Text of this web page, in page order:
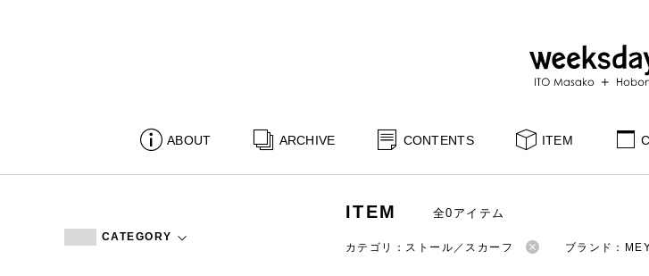
ABOUT ARCHIVE CONTENTS ITEM
CATEGORY
ITEM 全0アイテム
カテゴリ：ストール／スカーフ ブランド：